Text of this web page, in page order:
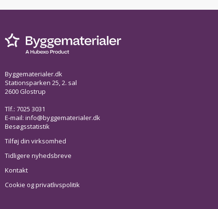
Byggematerialer.dk
Stationsparken 25, 2. sal
2600 Glostrup
Tlf.: 7025 3031
E-mail: info@byggematerialer.dk
Besøgsstatistik
Tilføj din virksomhed
Tidligere nyhedsbreve
Kontakt
Cookie og privatlivspolitik